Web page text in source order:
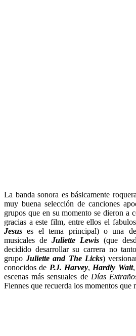
La banda sonora es básicamente
muy buena selección de canciones
grupos que en su momento se dieron a
gracias a este film, entre ellos el
Jesus es el tema principal) o una
musicales de Juliette Lewis (que
decidido desarrollar su carrera no
grupoJuliette and The Licks)
conocidos de P.J. Harvey,Hardly Wait
escenas más sensuales de Días
Fiennes que recuerda los momentos que